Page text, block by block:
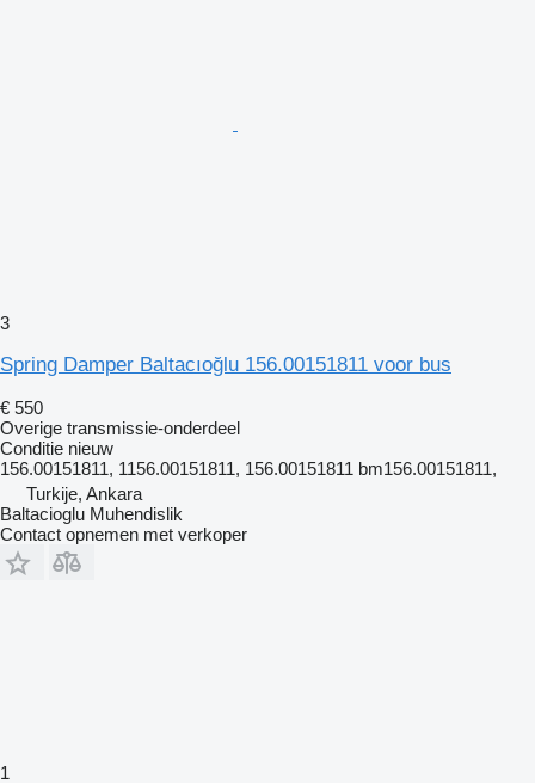
3
Spring Damper Baltacıoğlu 156.00151811 voor bus
€ 550
Overige transmissie-onderdeel
Conditie nieuw
156.00151811, 1156.00151811, 156.00151811 bm156.00151811,
Turkije, Ankara
Baltacioglu Muhendislik
Contact opnemen met verkoper
1